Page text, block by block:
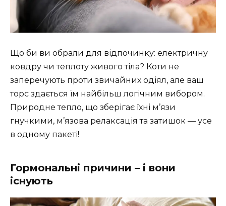
Що би ви обрали для відпочинку: електричну
ковдру чи теплоту живого тіла? Коти не
заперечують проти звичайних одіял, але ваш
торс здається їм найбільш логічним вибором.
Природне тепло, що зберігає їхні м’язи
гнучкими, м’язова релаксація та затишок — усе
в одному пакеті!
Гормональні причини – і вони
існують